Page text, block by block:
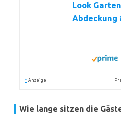
Look
Abdeckung
* Anzeige
Wie lange sitzen die